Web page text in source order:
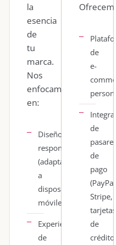
la
esencia
de
tu
marca.
Nos
enfocamos
en:
Diseños
responsive
(adaptables
a
dispositivos
móviles).
Experiencias
de
de
e-
de
de
pago
(PayPal,
Stripe,
tarjetas
de
crédito,